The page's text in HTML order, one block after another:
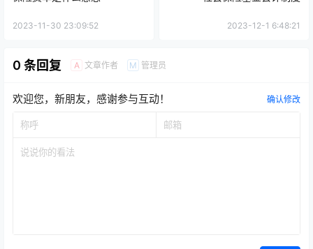
2023-11-30 23:09:52 2023-12-1 6:48:21
0 条回复 A 文章作者 M 管理员
欢迎您，新朋友，感谢参与互动！ 确认修改